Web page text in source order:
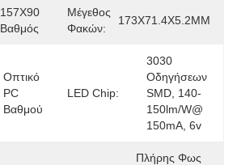
157X90
Βαθμός
Μέγεθος
Φακών:
173X71.4X5.2MM
Οπτικό
PC
Βαθμού
LED Chip:
3030
Οδηγήσεων
SMD, 140-
150lm/w@
150mA, 6v
Πλήρης Φως